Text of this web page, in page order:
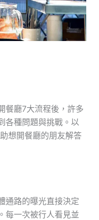
餐廳7大流程後，許多
各種問題與挑戰。以
想開餐廳的朋友解答
通路的曝光直接決定
每一次被行人看見並